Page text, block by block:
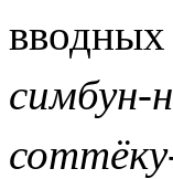
симбун-